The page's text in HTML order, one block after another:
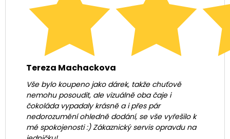
Tereza Machackova
Vše bylo koupeno jako dárek, takže chuťově
nemohu posoudit, ale vizuálně oba čaje i
čokoláda vypadaly krásně a i přes pár
nedorozumění ohledně dodání, se vše vyřešilo k
mé spokojenosti :) Zákaznický servis opravdu na